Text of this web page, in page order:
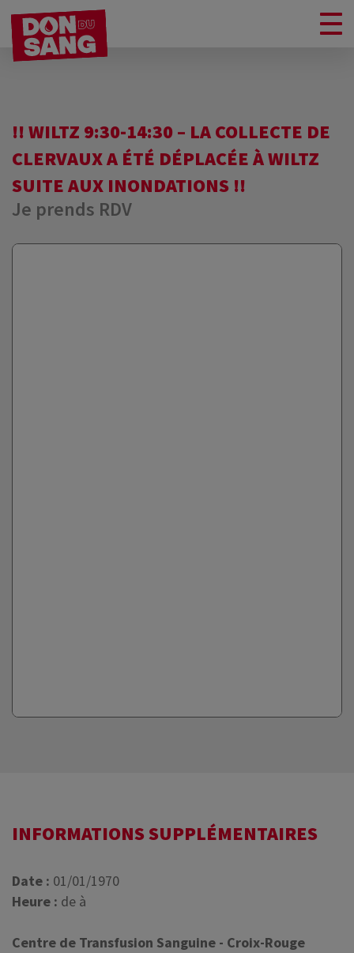
!! WILTZ 9:30-14:30 – LA COLLECTE DE
CLERVAUX A ÉTÉ DÉPLACÉE À WILTZ
SUITE AUX INONDATIONS !!
Je prends RDV
INFORMATIONS SUPPLÉMENTAIRES
Date : 01/01/1970
Heure : de à
Centre de Transfusion Sanguine - Croix-Rouge